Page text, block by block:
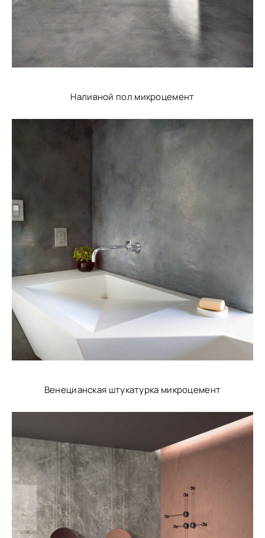
Наливной пол микроцемент
Венецианская штукатурка микроцемент